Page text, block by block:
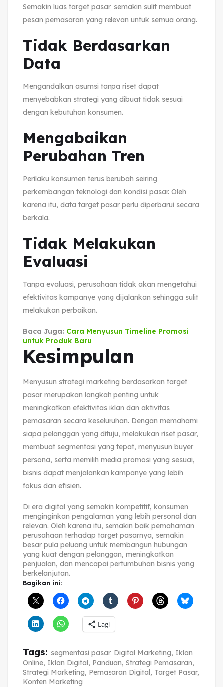
Semakin luas target pasar, semakin sulit membuat
pesan pemasaran yang relevan untuk semua orang.
Tidak Berdasarkan
Data
Mengandalkan asumsi tanpa riset dapat
menyebabkan strategi yang dibuat tidak sesuai
dengan kebutuhan konsumen.
Mengabaikan
Perubahan Tren
Perilaku konsumen terus berubah seiring
perkembangan teknologi dan kondisi pasar. Oleh
karena itu, data target pasar perlu diperbarui secara
berkala.
Tidak Melakukan
Evaluasi
Tanpa evaluasi, perusahaan tidak akan mengetahui
efektivitas kampanye yang dijalankan sehingga sulit
melakukan perbaikan.
Baca Juga: Cara Menyusun Timeline Promosi
untuk Produk Baru
Kesimpulan
Menyusun strategi marketing berdasarkan target
pasar merupakan langkah penting untuk
meningkatkan efektivitas iklan dan aktivitas
pemasaran secara keseluruhan. Dengan memahami
siapa pelanggan yang dituju, melakukan riset pasar,
membuat segmentasi yang tepat, menyusun buyer
persona, serta memilih media promosi yang sesuai,
bisnis dapat menjalankan kampanye yang lebih
fokus dan efisien.
Di era digital yang semakin kompetitif, konsumen
menginginkan pengalaman yang lebih personal dan
relevan. Oleh karena itu, semakin baik pemahaman
perusahaan terhadap target pasarnya, semakin
besar pula peluang untuk membangun hubungan
yang kuat dengan pelanggan, meningkatkan
penjualan, dan mencapai pertumbuhan bisnis yang
berkelanjutan.
Bagikan ini:
Lagi
Tags: segmentasi pasar, Digital Marketing, Iklan
Online, Iklan Digital , Panduan, Strategi Pemasaran,
Strategi Marketing, Pemasaran Digital , Target Pasar,
Konten Marketing